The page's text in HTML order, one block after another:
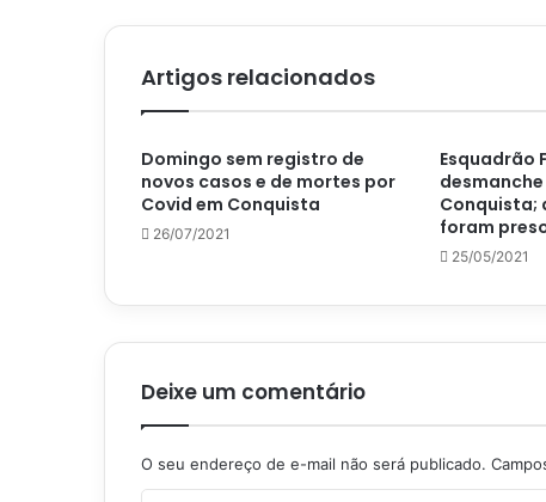
Artigos relacionados
Domingo sem registro de
novos casos e de mortes por
Covid em Conquista
26/07/2021
Esquadrão
Conquista;
foram
25/05/2021
Deixe um comentário
O seu endereço de e-mail não será publicado.